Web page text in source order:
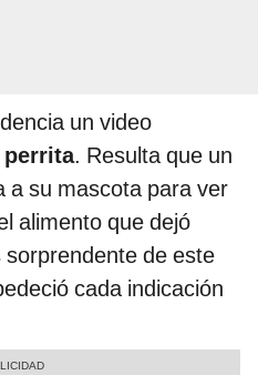
un video
perrita. Resulta que un
a su mascota para ver
alimento que dejó
de este
cada indicación